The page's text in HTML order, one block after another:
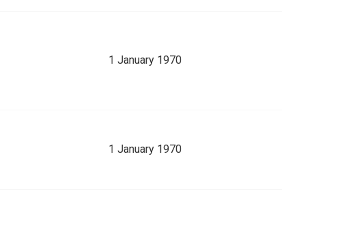
1 January 1970
1 January 1970